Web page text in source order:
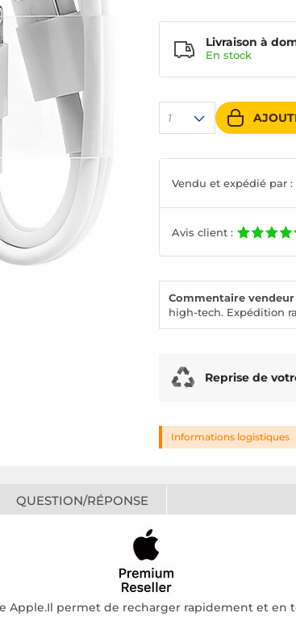
1
Livraison à
En stock
Vendu et expédié par :
Avis client :
Commentaire vendeur
high-tech. Expédition
Reprise de
Informations logistiques
QUESTION/RÉPONSE
Apple.Il permet de recharger rapidement et